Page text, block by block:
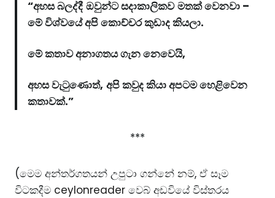
“අහස බලද්දී ඔවුන්ට සදාකාලිකව මතක් වෙනවා –
මේ විශ්වයේ අපි කොච්චර කුඩාද කියලා.
මේ කතාව අනාගතය ගැන නෙවෙයි,
අහස වැටුණොත්, අපි කවුද කියා අපටම හෙළිවෙන
කතාවක්.”
***
(මෙම අන්තර්ගතයන් උපුටා ගන්නේ නම්, ඒ සෑම
විටකදීම ceylonreader වෙබ් අඩවියේ විස්තරය